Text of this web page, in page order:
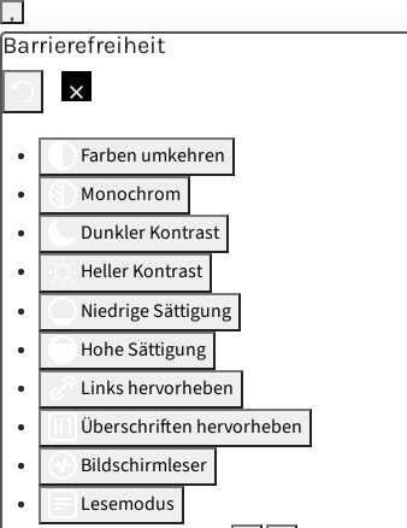
Barrierefreiheit
Farben umkehren
Monochrom
Dunkler Kontrast
Heller Kontrast
Niedrige Sättigung
Hohe Sättigung
Links hervorheben
Überschriften hervorheben
Bildschirmleser
Lesemodus
Skip to main content